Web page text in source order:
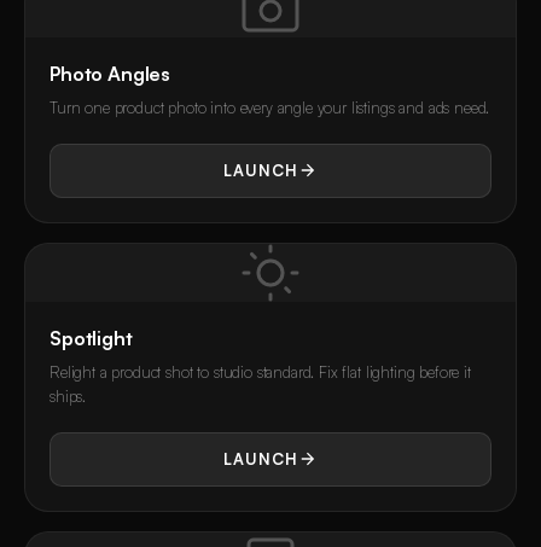
Photo Angles
Turn one product photo into every angle your listings and ads need.
LAUNCH
Spotlight
Relight a product shot to studio standard. Fix flat lighting before it
ships.
LAUNCH